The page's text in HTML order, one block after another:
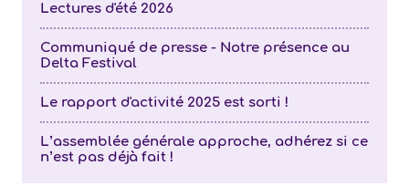
Lectures d'été 2026
Communiqué de presse - Notre présence au
Delta Festival
Le rapport d'activité 2025 est sorti !
L’assemblée générale approche, adhérez si ce
n’est pas déjà fait !